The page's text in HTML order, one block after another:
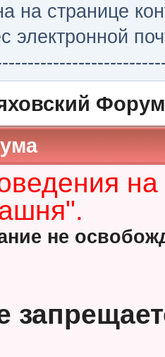
на странице
электронной
Форум
не